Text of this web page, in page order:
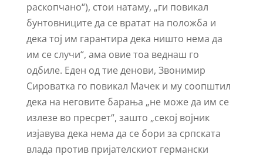
раскопчано“), стои натаму, „ги повикал
бунтовниците да се вратат на положба и
дека тој им гарантира дека ништо нема да
им се случи“, ама овие тоа веднаш го
одбиле. Еден од тие денови, Звонимир
Сироватка го повикал Мачек и му соопштил
дека на неговите барања „не може да им се
излезе во пресрет“, зашто „секој војник
изјавува дека нема да се бори за српската
влада против пријателскиот германски